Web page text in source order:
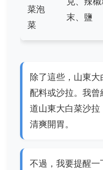
菜泡
菜
末、鹽
除了這些，山東
配料或沙拉。我
道山東大白菜沙拉
清爽開胃。
不過，我要提醒